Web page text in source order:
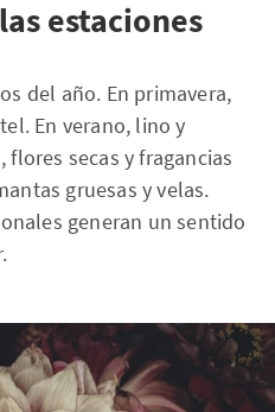
estaciones
del año. En primavera,
En verano, lino y
secas y fragancias
gruesas y velas.
generan un sentido